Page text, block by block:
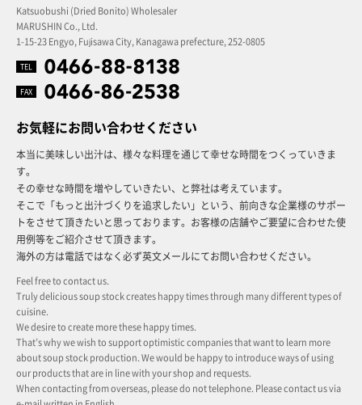
Katsuobushi (Dried Bonito) Wholesaler
MARUSHIN Co., Ltd.
1-15-23 Engyo, Fujisawa City, Kanagawa prefecture, 252-0805
TEL
FAX
お気軽にお問い合わせください
本当に美味しい出汁は、様々な料理を通じて幸せな時間をつくっていきま
す。
その幸せな時間を増やしていきたい、と弊社は考えています。
そこで「もっと出汁づくりを追求したい」という、前向きな企業様のサポー
トをさせて頂きたいと思っております。お客様の店舗やご要望に合わせた使
用例等をご紹介させて頂きます。
海外の方は電話ではなく必ず英文メールにてお問い合わせください。
Feel free to contact us.
Truly delicious soup stock creates happy times through many different types of
cuisine.
We desire to create more these happy times.
That’s why we wish to support optimistic companies that want to learn more
about soup stock production. We would be happy to introduce ways of using
our products that are in line with your shop and requests.
When contacting from overseas, please do not telephone. Please contact us via